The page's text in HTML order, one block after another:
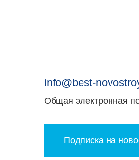
info@best-
Общая электронная
Подписка на